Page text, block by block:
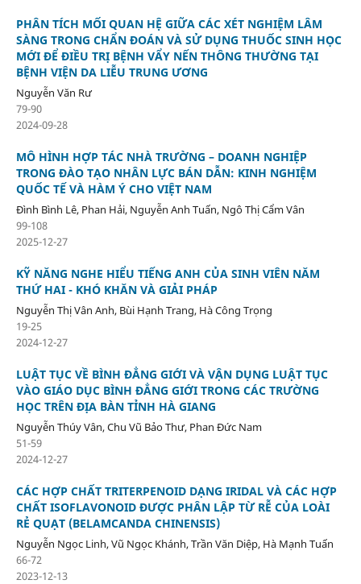
PHÂN TÍCH MỐI QUAN HỆ GIỮA CÁC XÉT NGHIỆM LÂM
SÀNG TRONG CHẨN ĐOÁN VÀ SỬ DỤNG THUỐC SINH HỌC
MỚI ĐỂ ĐIỀU TRỊ BỆNH VẨY NẾN THÔNG THƯỜNG TẠI
BỆNH VIỆN DA LIỄU TRUNG ƯƠNG
Nguyễn Văn Rư
79-90
2024-09-28
MÔ HÌNH HỢP TÁC NHÀ TRƯỜNG – DOANH NGHIỆP
TRONG ĐÀO TẠO NHÂN LỰC BÁN DẪN: KINH NGHIỆM
QUỐC TẾ VÀ HÀM Ý CHO VIỆT NAM
Đình Bình Lê, Phan Hải, Nguyễn Anh Tuấn, Ngô Thị Cẩm Vân
99-108
2025-12-27
KỸ NĂNG NGHE HIỂU TIẾNG ANH CỦA SINH VIÊN NĂM
THỨ HAI - KHÓ KHĂN VÀ GIẢI PHÁP
Nguyễn Thị Vân Anh, Bùi Hạnh Trang, Hà Công Trọng
19-25
2024-12-27
LUẬT TỤC VỀ BÌNH ĐẲNG GIỚI VÀ VẬN DỤNG LUẬT TỤC
VÀO GIÁO DỤC BÌNH ĐẲNG GIỚI TRONG CÁC TRƯỜNG
HỌC TRÊN ĐỊA BÀN TỈNH HÀ GIANG
Nguyễn Thúy Vân, Chu Vũ Bảo Thư, Phan Đức Nam
51-59
2024-12-27
CÁC HỢP CHẤT TRITERPENOID DẠNG IRIDAL VÀ CÁC HỢP
CHẤT ISOFLAVONOID ĐƯỢC PHÂN LẬP TỪ RỄ CỦA LOÀI
RẺ QUẠT (BELAMCANDA CHINENSIS)
Nguyễn Ngọc Linh, Vũ Ngọc Khánh, Trần Văn Diệp, Hà Mạnh Tuấn
66-72
2023-12-13